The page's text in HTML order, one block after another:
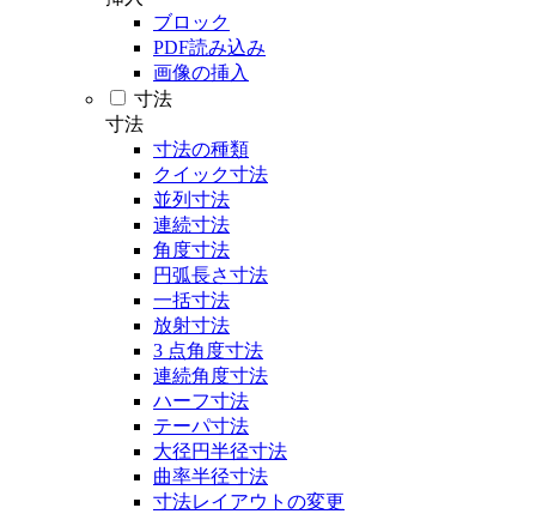
ブロック
PDF読み込み
画像の挿入
寸法
寸法
寸法の種類
クイック寸法
並列寸法
連続寸法
角度寸法
円弧長さ寸法
一括寸法
放射寸法
3 点角度寸法
連続角度寸法
ハーフ寸法
テーパ寸法
大径円半径寸法
曲率半径寸法
寸法レイアウトの変更